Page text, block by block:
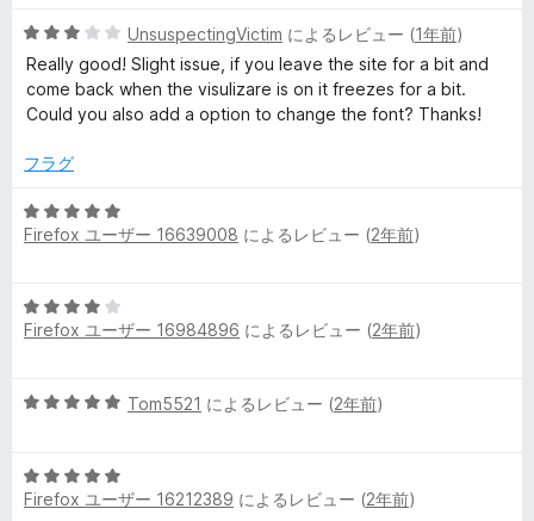
e
m
s
)
の
レ
ビ
5
の
評
価
5
段
階
中
の
価
UnsuspectingVictim によるレビュー (1年前)
Really good! Slight issue, if you leave the site for a bit and
come back when the visulizare is on it freezes for a bit.
Could you also add a option to change the font? Thanks!
フラグ
5
段
5
の
Firefox ユーザー 16639008 によるレビュー (2年前)
5
段
4
価
Firefox ユーザー 16984896 によるレビュー (2年前)
5
中
5
Tom5521 によるレビュー (2年前)
5
段
Firefox ユーザー 16212389 によるレビュー (2年前)